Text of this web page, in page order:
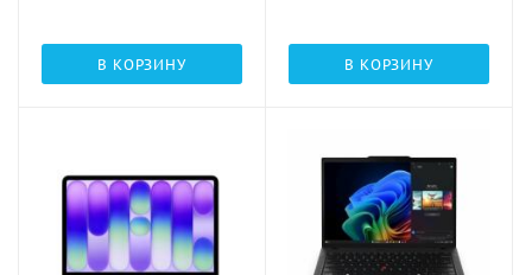
В КОРЗИНУ В КОРЗИНУ